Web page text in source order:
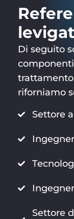
Di seguito
riforniamo
Settore
Settore